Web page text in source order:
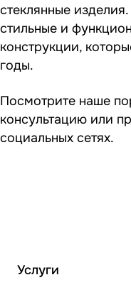
стеклянные
стильные и
конструкции,
годы.
Посмотрите наше
консультацию или
социальных сетях.
Услуги